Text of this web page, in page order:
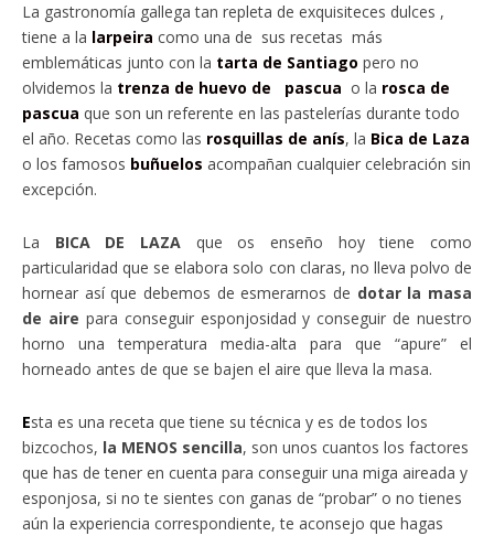
La gastronomía gallega tan repleta de exquisiteces dulces ,
tiene a la larpeira como una de sus recetas más
emblemáticas junto con la tarta de Santiago pero no
olvidemos la trenza de huevo de pascua o la rosca de
pascua que son un referente en las pastelerías durante todo
el año. Recetas como las rosquillas de anís, la Bica de Laza
o los famosos buñuelos acompañan cualquier celebración sin
excepción.
La BICA DE LAZA que os enseño hoy tiene como
particularidad que se elabora solo con claras, no lleva polvo de
hornear así que debemos de esmerarnos de dotar la masa
de aire para conseguir esponjosidad y conseguir de nuestro
horno una temperatura media-alta para que “apure” el
horneado antes de que se bajen el aire que lleva la masa.
Esta es una receta que tiene su técnica y es de todos los
bizcochos, la MENOS sencilla, son unos cuantos los factores
que has de tener en cuenta para conseguir una miga aireada y
esponjosa, si no te sientes con ganas de “probar” o no tienes
aún la experiencia correspondiente, te aconsejo que hagas